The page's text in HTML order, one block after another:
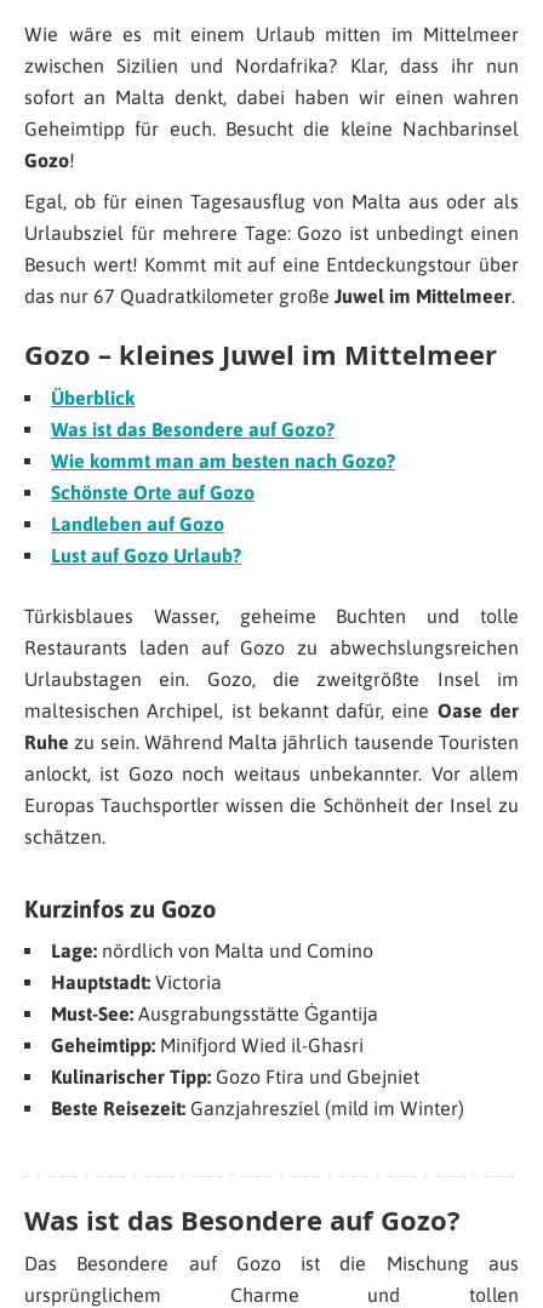
Wie wäre es mit einem Urlaub mitten im Mittelmeer
zwischen Sizilien und Nordafrika? Klar, dass ihr nun
sofort an Malta denkt, dabei haben wir einen wahren
Geheimtipp für euch. Besucht die kleine Nachbarinsel
Gozo!
Egal, ob für einen Tagesausflug von Malta aus oder als
Urlaubsziel für mehrere Tage: Gozo ist unbedingt einen
Besuch wert! Kommt mit auf eine Entdeckungstour über
das nur 67 Quadratkilometer große Juwel im Mittelmeer.
Gozo – kleines Juwel im Mittelmeer
Überblick
Was ist das Besondere auf Gozo?
Wie kommt man am besten nach Gozo?
Schönste Orte auf Gozo
Landleben auf Gozo
Lust auf Gozo Urlaub?
Türkisblaues Wasser, geheime Buchten und tolle
Restaurants laden auf Gozo zu abwechslungsreichen
Urlaubstagen ein. Gozo, die zweitgrößte Insel im
maltesischen Archipel, ist bekannt dafür, eine Oase der
Ruhe zu sein. Während Malta jährlich tausende Touristen
anlockt, ist Gozo noch weitaus unbekannter. Vor allem
Europas Tauchsportler wissen die Schönheit der Insel zu
schätzen.
Kurzinfos zu Gozo
Lage: nördlich von Malta und Comino
Hauptstadt: Victoria
Must-See: Ausgrabungsstätte Ġgantija
Geheimtipp: Minifjord Wied il-Ghasri
Kulinarischer Tipp: Gozo Ftira und Gbejniet
Beste Reisezeit: Ganzjahresziel (mild im Winter)
Was ist das Besondere auf Gozo?
Das Besondere auf Gozo ist die Mischung aus
ursprünglichem Charme und tollen